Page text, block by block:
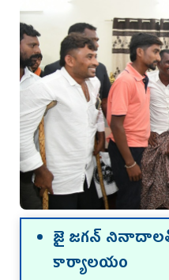
జై జగన్‌
కార్యాలయం